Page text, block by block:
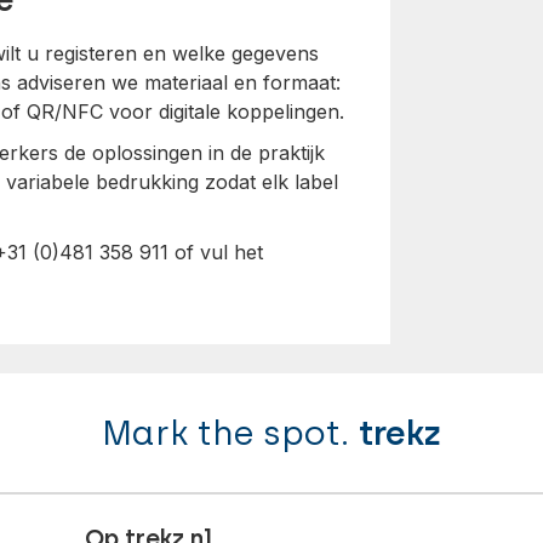
u registeren en welke gegevens
adviseren we materiaal en formaat:
QR/NFC voor digitale koppelingen.
de oplossingen in de praktijk
bedrukking zodat elk label
(0)481 358 911 of vul het
Mark the spot. trekz